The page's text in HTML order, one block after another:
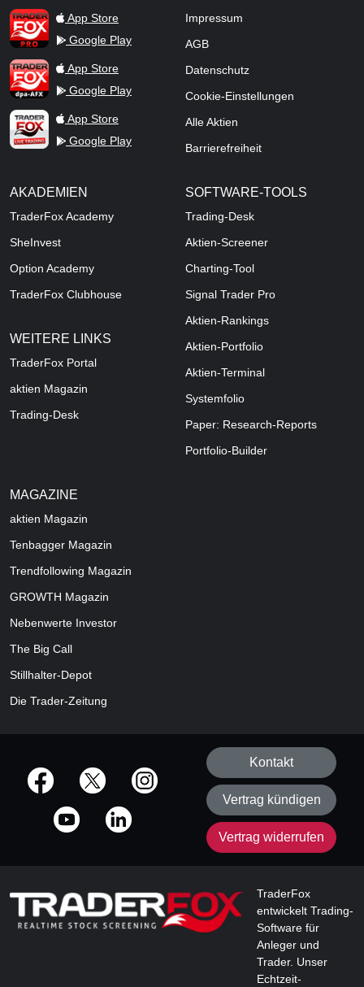
TraderFox ProApp Store
Google Play
TraderFox dpa-AFX ProFeed
App Store
Google Play
TraderFox Live Trading
App Store
Google Play
Impressum
AGB
Datenschutz
Cookie-Einstellungen
Alle Aktien
Barrierefreiheit
AKADEMIEN
TraderFox Academy
SheInvest
Option Academy
TraderFox Clubhouse
WEITERE LINKS
TraderFox Portal
aktien Magazin
Trading-Desk
SOFTWARE-TOOLS
Trading-Desk
Aktien-Screener
Charting-Tool
Signal Trader Pro
Aktien-Rankings
Aktien-Portfolio
Aktien-Terminal
Systemfolio
Paper: Research-Reports
Portfolio-Builder
MAGAZINE
aktien Magazin
Tenbagger Magazin
Trendfollowing Magazin
GROWTH Magazin
Nebenwerte Investor
The Big Call
Stillhalter-Depot
Die Trader-Zeitung
offizielle Social Media-Accounts
Kontakt
Vertrag kündigen
Vertrag widerrufen
TraderFox
entwickelt Trading-
Software für
Anleger und
Trader. Unser
Echtzeit-